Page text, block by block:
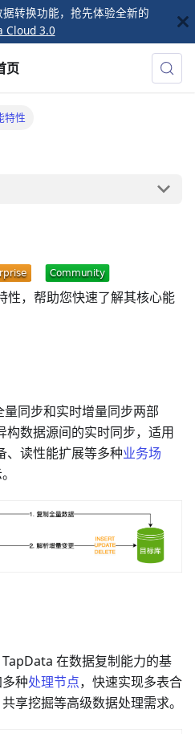
转换功能，抢先体验全新的
Cloud 3.0
页
特性
性，帮助您快速了解其核心能
同步和实时增量同步两部
数据源间的实时同步，适用
、读性能扩展等多种业务场
在数据复制能力的基
种处理节点，快速实现多表合
享挖掘等高级数据处理需求。